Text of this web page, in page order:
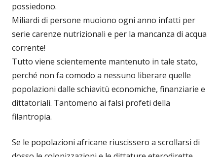
possiedono.
Miliardi di persone muoiono ogni anno infatti per
serie carenze nutrizionali e per la mancanza di acqua
corrente!
Tutto viene scientemente mantenuto in tale stato,
perché non fa comodo a nessuno liberare quelle
popolazioni dalle schiavitù economiche, finanziarie e
dittatoriali. Tantomeno ai falsi profeti della
filantropia.
Se le popolazioni africane riuscissero a scrollarsi di